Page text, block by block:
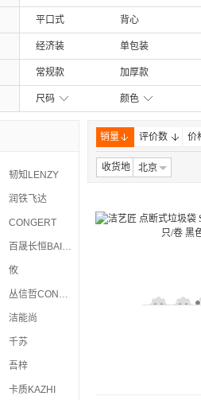
平口式 背心
经济装 单包装
常规款 加厚款
尺码 颜色
销量 评价数 价
收货地 北京
韧知LENZY
润铁飞达
CONGERT
百晟长恒BAISHENG CHANGHENG
攸
丛信哲CONG XIN ZHE
洁能尚
千苏
吾梓
卡质KAZHI